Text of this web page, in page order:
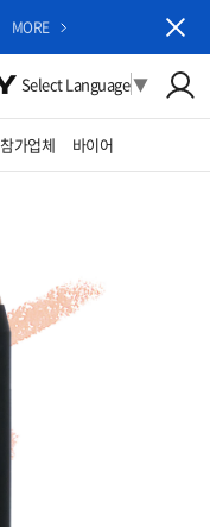
MORE
Select Language▼
참가업체 바이어